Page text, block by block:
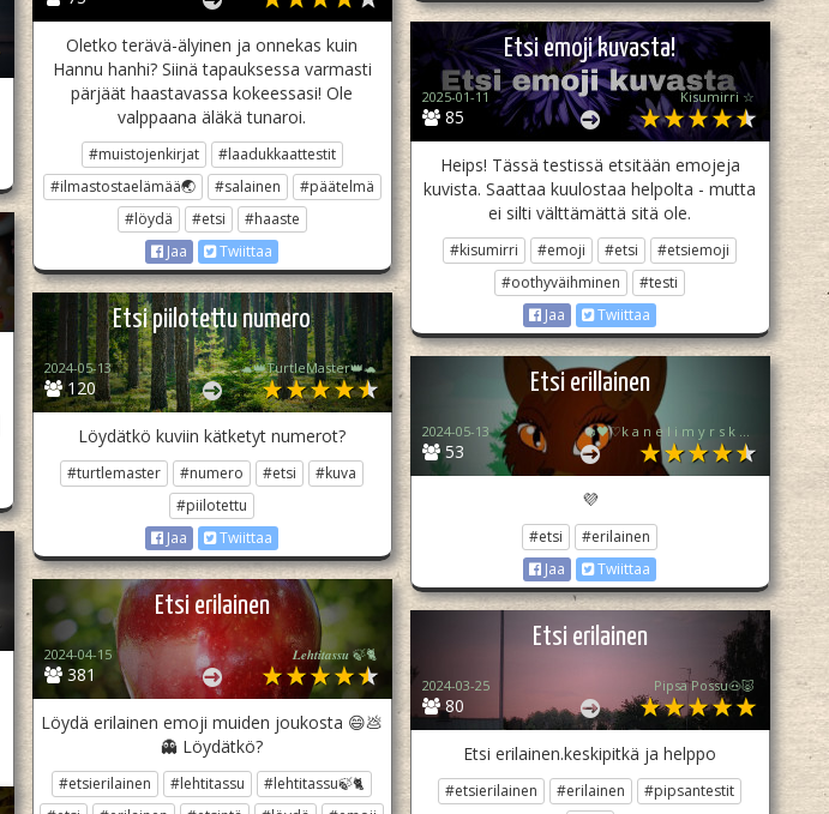
Oletko terävä-älyinen ja onnekas kuin
Hannu hanhi? Siinä tapauksessa varmasti
pärjäät haastavassa kokeessasi! Ole
valppaana äläkä tunaroi.
#muistojenkirjat
#laadukkaattestit
#ilmastostaelämää🌏
#salainen
#päätelmä
#löydä
#etsi
#haaste
Jaa
Twiittaa
Etsi emoji kuvasta!
85
2025-01-11 Kisumirri ☆
Heips! Tässä testissä etsitään emojeja
kuvista. Saattaa kuulostaa helpolta - mutta
ei silti välttämättä sitä ole.
#kisumirri #emoji #etsi
#etsiemoji
#oothyväihminen
#testi
Jaa
Twiittaa
Etsi piilotettu numero
120
2024-05-13 🐢👑TurtleMaster👑🐢
Löydätkö kuviin kätketyt numerot?
#turtlemaster #numero #etsi
#kuva
#piilotettu
Jaa
Twiittaa
Etsi erillainen
53
2024-05-13 ❄️🖤♡k a n e l i m y r s k y♡🖤❄️
💜
#etsi
#erilainen
Jaa
Twiittaa
Etsi erilainen
381
2024-04-15 𝑳𝒆𝒉𝒕𝒊𝒕𝒂𝒔𝒔𝒖 🍃🐈
Löydä erilainen emoji muiden joukosta 😄💩
👻 Löydätkö?
#etsierilainen #lehtitassu
#lehtitassu🍃🐈
Etsi erilainen
80
2024-03-25 Pipsa Possu🐽🐷
Etsi erilainen.keskipitkä ja helppo
#etsierilainen #erilainen
#pipsantestit